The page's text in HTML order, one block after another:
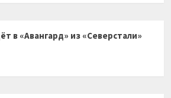
в «Авангард» из «Северстали»